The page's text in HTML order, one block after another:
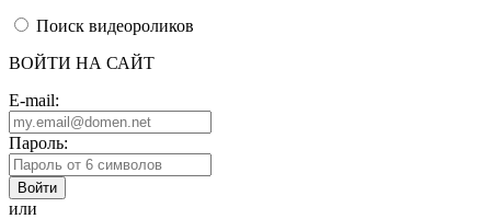
Поиск видеороликов
ВОЙТИ НА САЙТ
E-mail:
Пароль:
или